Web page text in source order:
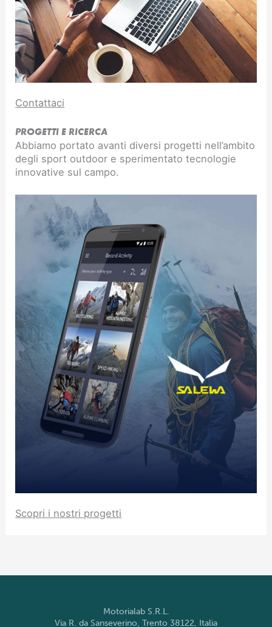
Contattaci
PROGETTI E RICERCA
Abbiamo portato avanti diversi progetti nell’ambito
degli sport outdoor e sperimentato tecnologie
innovative sul campo.
Scopri i nostri progetti
Motorialab S.R.L.
Via R. da Sanseverino, Trento 38122, Italia